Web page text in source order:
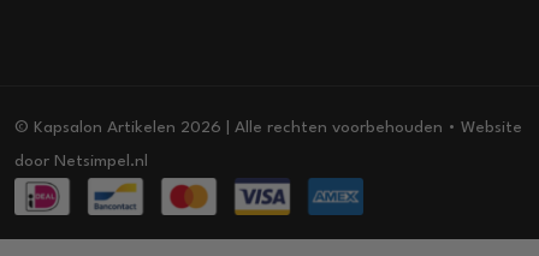
© Kapsalon Artikelen 2026 | Alle rechten voorbehouden • Website
door Netsimpel.nl